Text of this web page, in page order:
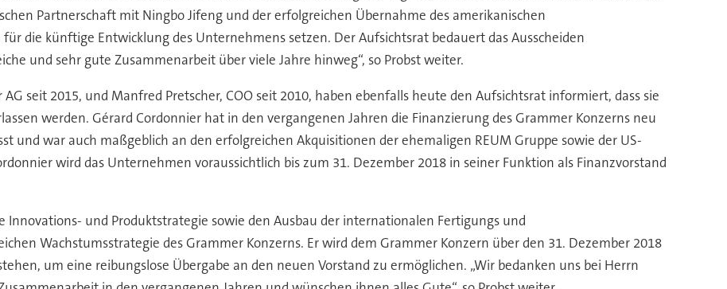
Partnerschaft mit Ningbo Jifeng und der erfolgreichen Übernahme des amerikanischen
die künftige Entwicklung des Unternehmens setzen. Der Aufsichtsrat bedauert das Ausscheiden
und sehr gute Zusammenarbeit über viele Jahre hinweg“, so Probst weiter.
seit 2015, und Manfred Pretscher, COO seit 2010, haben ebenfalls heute den Aufsichtsrat informiert, dass sie
werden. Gérard Cordonnier hat in den vergangenen Jahren die Finanzierung des Grammer Konzerns neu
und war auch maßgeblich an den erfolgreichen Akquisitionen der ehemaligen REUM Gruppe sowie der US-
wird das Unternehmen voraussichtlich bis zum 31. Dezember 2018 in seiner Funktion als Finanzvorstand
und Produktstrategie sowie den Ausbau der internationalen Fertigungs und
Wachstumsstrategie des Grammer Konzerns. Er wird dem Grammer Konzern über den 31. Dezember 2018
um eine reibungslose Übergabe an den neuen Vorstand zu ermöglichen. „Wir bedanken uns bei Herrn